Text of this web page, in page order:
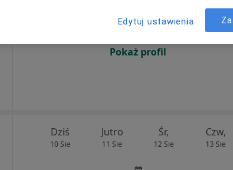
Umawianie online nie jest dostępne
Pokaż profil
Dziś
10 Sie
Jutro
11 Sie
Śr,
12 Sie
Czw,
13 Sie
Edytuj ustawienia